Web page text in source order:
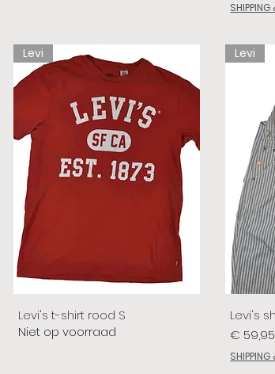
SHIPPING
Levi
Levi's t-shirt rood S
Niet op voorraad
Levi
Levi's
Prijs
€ 59,95
SHIPPING